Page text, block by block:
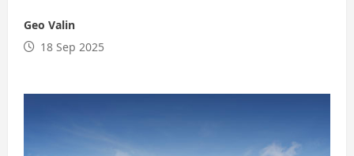
Geo Valin
18 Sep 2025